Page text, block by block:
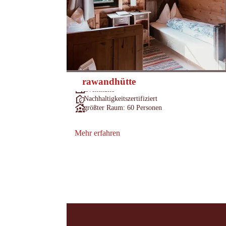
Grawandhütte
Ort:Zillertal
:
Eventhütte
Nachhaltigkeitszertifiziert
:
größter Raum: 60 Personen
Mehr erfahren
Mehr erfahren: Grawandhütte